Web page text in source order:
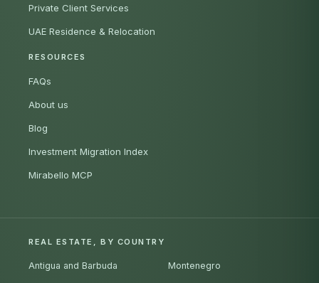
Private Client Services
UAE Residence & Relocation
RESOURCES
FAQs
About us
Blog
Investment Migration Index
Mirabello MCP
REAL ESTATE, BY COUNTRY
Antigua and Barbuda Montenegro